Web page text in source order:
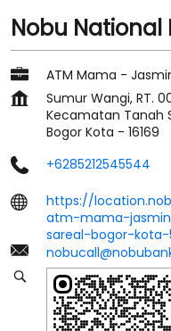
Nobu National
ATM Mama -
Sumur Wangi, RT.
Kecamatan Tanah
Bogor Kota - 16169
+6285212545544
https://
atm-mama-
sareal-bogor-kota-